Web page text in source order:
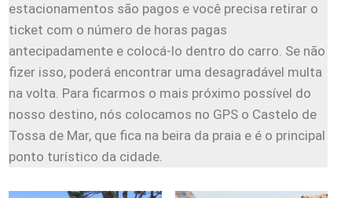
estacionamentos são pagos e você precisa retirar o
ticket com o número de horas pagas
antecipadamente e colocá-lo dentro do carro. Se não
fizer isso, poderá encontrar uma desagradável multa
na volta. Para ficarmos o mais próximo possível do
nosso destino, nós colocamos no GPS o Castelo de
Tossa de Mar, que fica na beira da praia e é o principal
ponto turístico da cidade.